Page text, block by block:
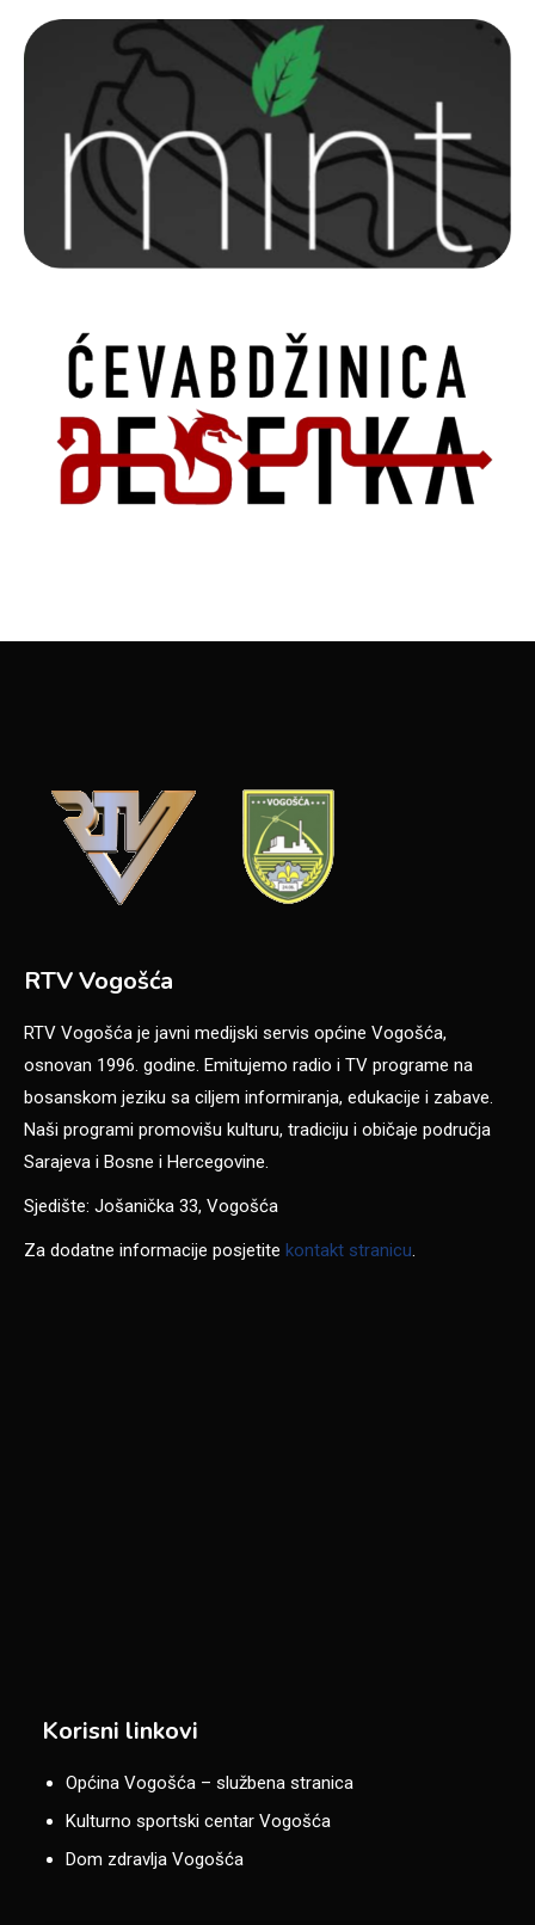
RTV Vogošća
RTV Vogošća je javni medijski servis općine Vogošća,
osnovan 1996. godine. Emitujemo radio i TV programe na
bosanskom jeziku sa ciljem informiranja, edukacije i zabave.
Naši programi promovišu kulturu, tradiciju i običaje područja
Sarajeva i Bosne i Hercegovine.
Sjedište: Jošanička 33, Vogošća
Za dodatne informacije posjetite kontakt stranicu.
Korisni linkovi
Općina Vogošća – službena stranica
Kulturno sportski centar Vogošća
Dom zdravlja Vogošća